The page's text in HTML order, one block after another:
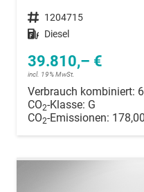
Fahrzeugnummer 1204715
Kraftstoff Diesel
39.810,– €
incl. 19% MwSt.
Verbrauch kombiniert:
CO2-Klasse: G
CO2-Emissionen: